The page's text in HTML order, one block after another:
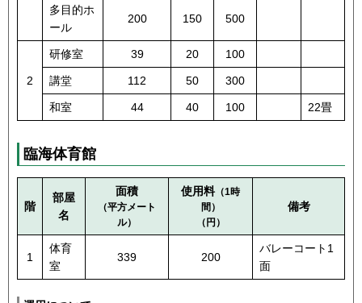
多目的ホ
ール
200 150 500
2
研修室 39 20 100
講堂 112 50 300
和室 44 40 100 22畳
臨海体育館
階
部屋
名
面積
（平方メート
ル）
使用料（1時
間）
（円）
備考
1
体育
室
339 200
バレーコート1
面